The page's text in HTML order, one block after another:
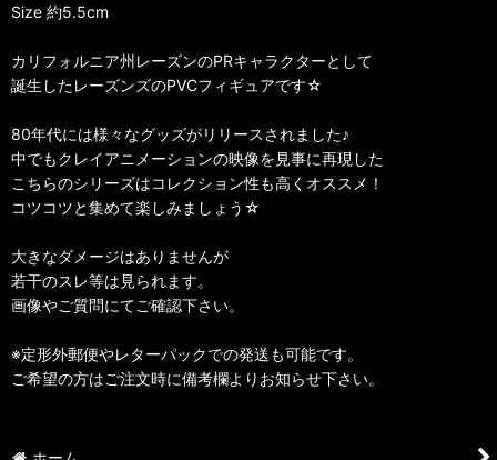
Size 約5.5cm
カリフォルニア州レーズンのPRキャラクターとして
誕生したレーズンズのPVCフィギュアです☆
80年代には様々なグッズがリリースされました♪
中でもクレイアニメーションの映像を見事に再現した
こちらのシリーズはコレクション性も高くオススメ！
コツコツと集めて楽しみましょう☆
大きなダメージはありませんが
若干のスレ等は見られます。
画像やご質問にてご確認下さい。
※定形外郵便やレターパックでの発送も可能です。
ご希望の方はご注文時に備考欄よりお知らせ下さい。